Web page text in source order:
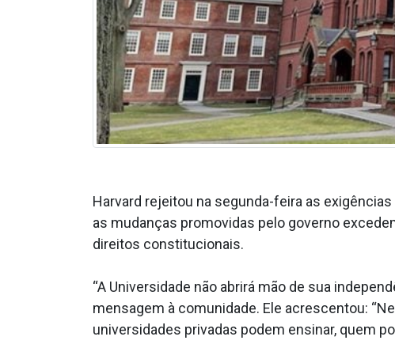
Harvard rejeitou na segunda-feira as
as mudanças promovidas pelo governo
direitos constitucionais.
“A Universidade não abrirá mão de sua
mensagem à comunidade. Ele acrescentou:
universidades privadas podem ensinar, quem